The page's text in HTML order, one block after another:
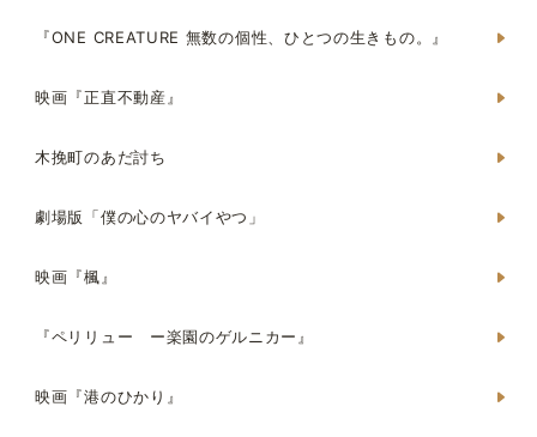
『ONE CREATURE 無数の個性、ひとつの生きもの。』
映画『正直不動産』
木挽町のあだ討ち
劇場版「僕の心のヤバイやつ」
映画『楓』
『ペリリュー ー楽園のゲルニカー』
映画『港のひかり』